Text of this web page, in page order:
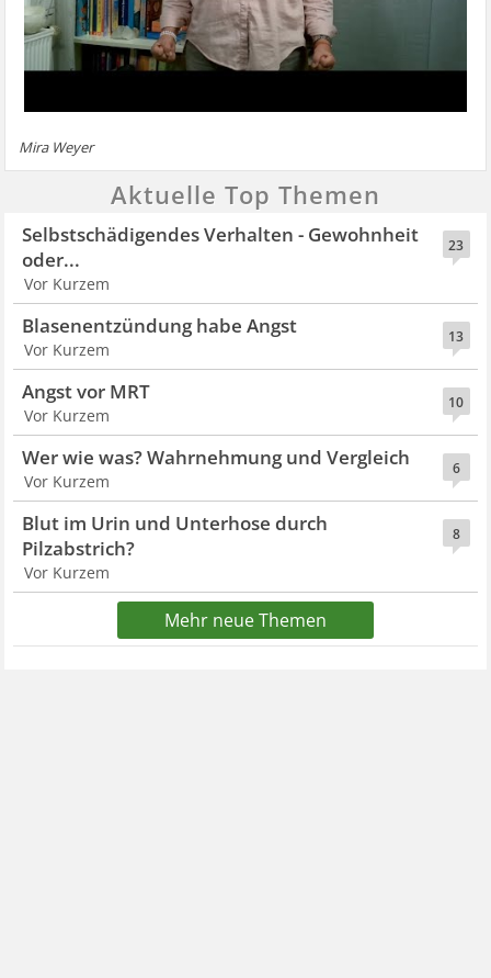
Mira Weyer
Aktuelle Top Themen
23
Selbstschädigendes Verhalten - Gewohnheit
oder...
Vor Kurzem
13
Blasenentzündung habe Angst
Vor Kurzem
10
Angst vor MRT
Vor Kurzem
6
Wer wie was? Wahrnehmung und Vergleich
Vor Kurzem
8
Blut im Urin und Unterhose durch
Pilzabstrich?
Vor Kurzem
Mehr neue Themen